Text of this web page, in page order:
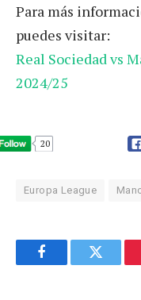
Para más
puedes visitar:
Real Sociedad vs
2024/25
20
Europa League
FacebookTwitter